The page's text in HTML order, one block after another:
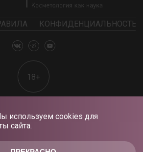
используем cookies для
сайта.
КОНФИДЕНЦИАЛЬНОСТЬ
18+